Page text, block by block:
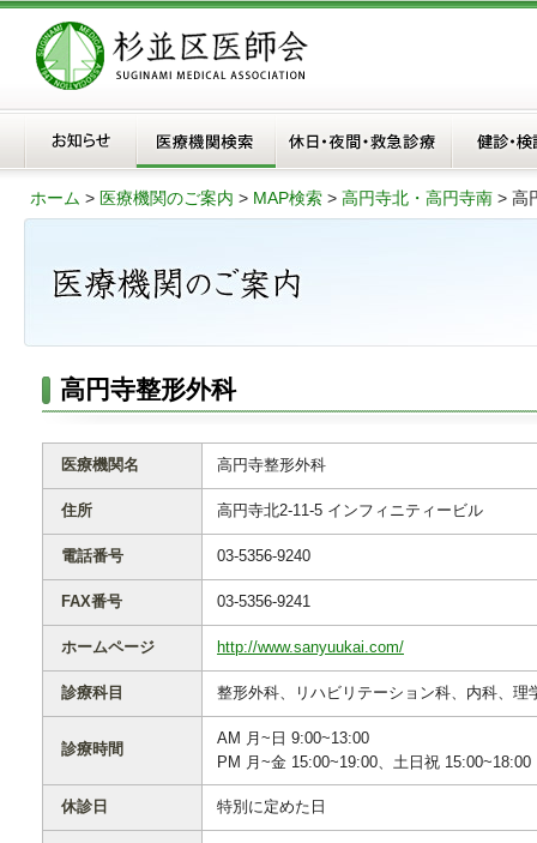
ホーム > 医療機関のご案内 > MAP検索 > 高円寺北・高円寺南 > 高
高円寺整形外科
医療機関名 高円寺整形外科
住所 高円寺北2-11-5 インフィニティービル
電話番号 03-5356-9240
FAX番号 03-5356-9241
ホームページ http://www.sanyuukai.com/
診療科目 整形外科、リハビリテーション科、内科、理
診療時間
AM 月~日 9:00~13:00
PM 月~金 15:00~19:00、土日祝 15:00~18:00
休診日 特別に定めた日